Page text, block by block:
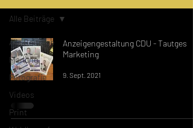
Alle Beiträge
Planung
Fotografie
Videos
Print
Alle Beiträge
Anzeigengestaltung CDU - Tautges
Marketing
9. Sept. 2021